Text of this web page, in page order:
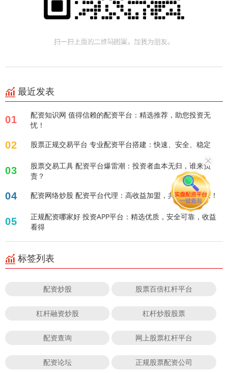
最近发表
01
配资知识网 值得信赖的配资平台：精选推荐，助您投资无
忧！
02 股票正规交易平台 专业配资平台搭建：快速、安全、稳定
03
股票交易工具 配资平台爆雷潮：投资者血本无归，谁来负
责？
04 配资网络炒股 配资平台代理：高收益加盟，共赢财富未来！
05
正规配资哪家好 投资APP平台：精选优质，安全可靠，收益
看得
标签列表
配资炒股 股票百倍杠杆平台
杠杆融资炒股 杠杆炒股股票
配资查询 网上股票杠杆平台
配资论坛 正规股票配资公司